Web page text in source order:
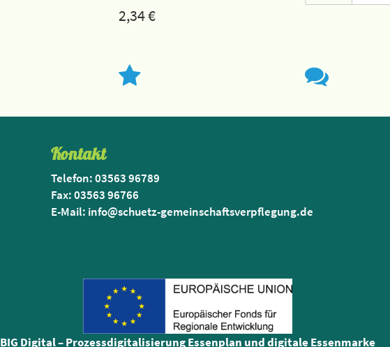
2,34€
Kontakt
Telefon: 03563 96789
Fax: 03563 96766
E-Mail: info@schuetz-gemeinschaftsverpflegung.de
BIG Digital – Prozessdigitalisierung Essenplan und digitale Essenmarke